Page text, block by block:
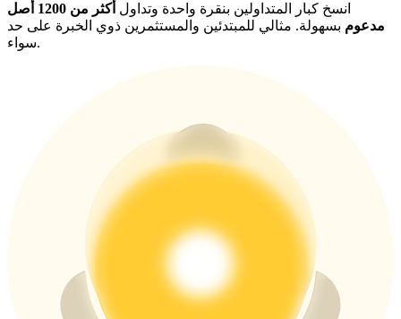
Precious Metals Trading Carnival
Trade Gold & Silver · 33,333 USDT Bonus
USDT New User Exclusive 10% APR
USDT Flexible Staking | Daily Rewards
انسخ كبار المتداولين بنقرة واحدة وتداول
أكثر من 1200 أصل
مدعوم بسهولة. مثالي للمبتدئين والمستثمرين ذوي الخبرة على حد
سواء.